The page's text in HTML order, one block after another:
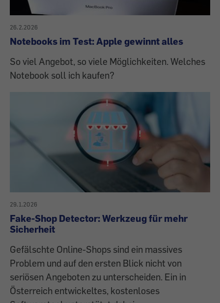
26.2.2026
Notebooks im Test: Apple gewinnt alles
So viel Angebot, so viele Möglichkeiten. Welches
Notebook soll ich kaufen?
29.1.2026
Fake-Shop Detector: Werkzeug für mehr
Sicherheit
Gefälschte Online-Shops sind ein massives
Problem und auf den ersten Blick nicht von
seriösen Angeboten zu unterscheiden. Ein in
Österreich entwickeltes, kostenloses